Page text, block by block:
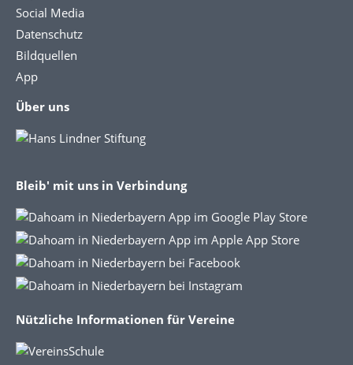
Social Media
Datenschutz
Bildquellen
App
Über uns
Bleib' mit uns in Verbindung
Nützliche Informationen für Vereine